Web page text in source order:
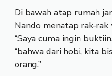
Di bawah atap rumah
Nando menatap rak-rak
“Saya cuma ingin
“bahwa dari hobi, kita
orang.”